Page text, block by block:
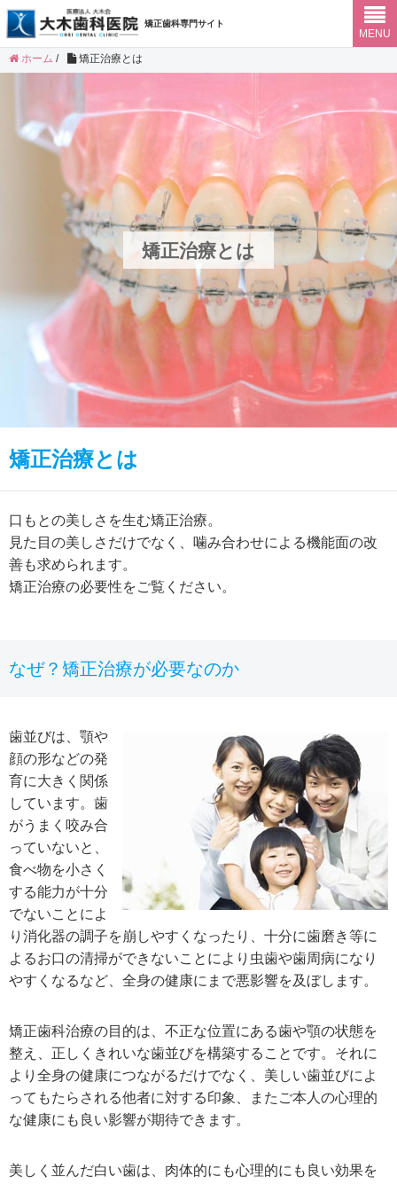
矯正歯科専門サイト
MENU
ホーム / 矯正治療とは
矯正治療とは
矯正治療とは
口もとの美しさを生む矯正治療。
見た目の美しさだけでなく、噛み合わせによる機能面の改
善も求められます。
矯正治療の必要性をご覧ください。
なぜ？矯正治療が必要なのか
歯並びは、顎や
顔の形などの発
育に大きく関係
しています。歯
がうまく咬み合
っていないと、
食べ物を小さく
する能力が十分
でないことによ
り消化器の調子を崩しやすくなったり、十分に歯磨き等に
よるお口の清掃ができないことにより虫歯や歯周病になり
やすくなるなど、全身の健康にまで悪影響を及ぼします。
矯正歯科治療の目的は、不正な位置にある歯や顎の状態を
整え、正しくきれいな歯並びを構築することです。それに
より全身の健康につながるだけでなく、美しい歯並びによ
ってもたらされる他者に対する印象、またご本人の心理的
な健康にも良い影響が期待できます。
美しく並んだ白い歯は、肉体的にも心理的にも良い効果を